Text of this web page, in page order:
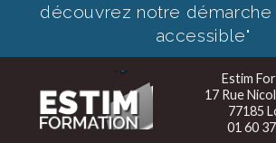
découvrez notre démarche
accessible"
Estim
17 Rue
77185
01 60